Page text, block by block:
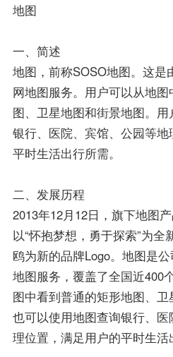
地图
一、简述
地图，前称SOSO地图。这是
网地图服务。用户可以从地
图、卫星地图和街景地图。
银行、医院、宾馆、公园等
平时生活出行所需。
二、发展历程
2013年12月12日，旗下地图
以“怀抱梦想，勇于探索”为全
鸥为新的品牌Logo。地图是
地图服务，覆盖了全国近400
图中看到普通的矩形地图、卫
也可以使用地图查询银行、
理位置，满足用户的平时生活